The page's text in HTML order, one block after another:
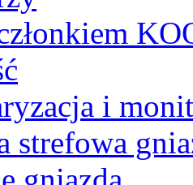
i
strefowa